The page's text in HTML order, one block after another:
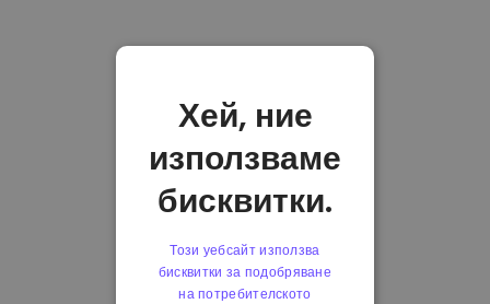
Хей, ние
използваме
бисквитки.
Този уебсайт използва
бисквитки за подобряване
на потребителското